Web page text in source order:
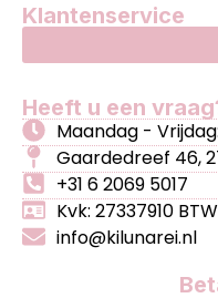
Klantenservice
Heeft u een
Maandag -
Gaardedreef 46,
+31 6 2069 5017
Kvk: 27337910
info@kilunarei.nl